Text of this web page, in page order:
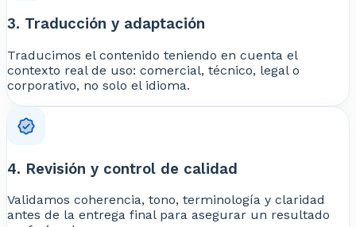
3. Traducción y adaptación
Traducimos el contenido teniendo en cuenta el
contexto real de uso: comercial, técnico, legal o
corporativo, no solo el idioma.
4. Revisión y control de calidad
Validamos coherencia, tono, terminología y claridad
antes de la entrega final para asegurar un resultado